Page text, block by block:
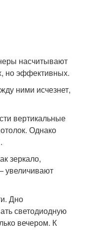
насчитывают
но эффективных.
ними исчезнет,
вертикальные
Однако
зеркало,
увеличивают
Дно
светодиодную
вечером. К